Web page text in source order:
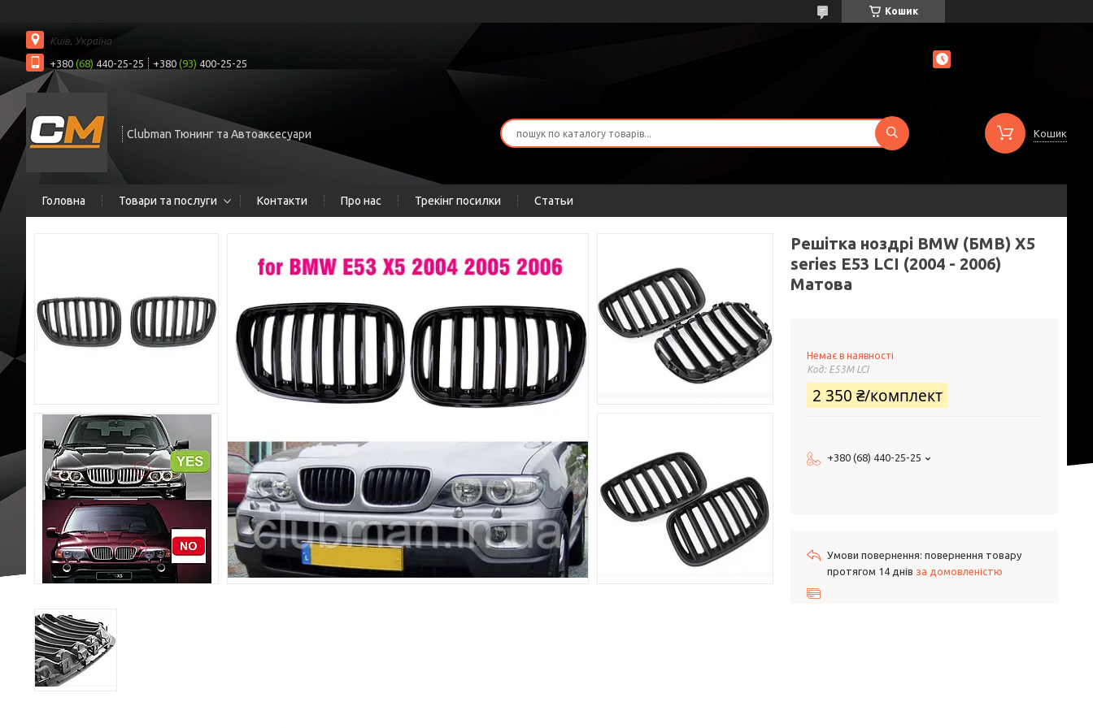
Кошик
Київ, Україна
+380 (68) 440-25-25 +380 (93) 400-25-25
Clubman Тюнинг та Автоаксесуари Кошик
Головна Товари та послуги Контакти Про нас Трекінг посилки Статьи
Решітка ноздрі BMW (БМВ) X5
series E53 LCI (2004 - 2006)
Матова
Немає в наявності
Код: E53M LCI
2 350 ₴/комплект
+380 (68) 440-25-25
повернення товару
протягом 14 днів за домовленістю